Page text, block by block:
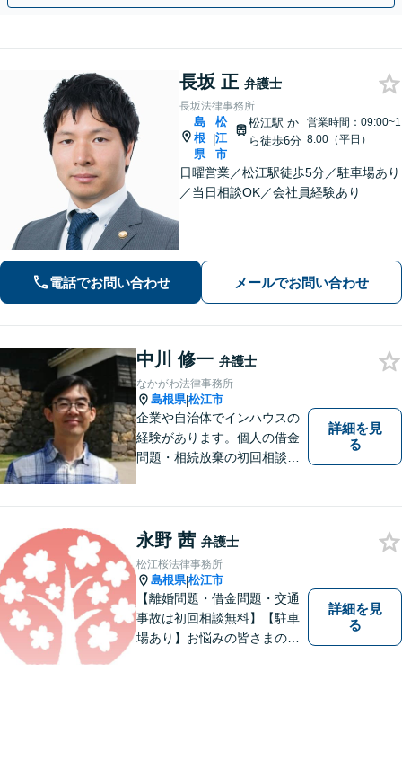
長坂 正 弁護士
長坂法律事務所
島
根
県
|
松
江
市
松江駅 か
ら徒歩6分
営業時間：09:00~1
8:00（平日）
日曜営業／松江駅徒歩5分／駐車場あり
／当日相談OK／会社員経験あり
電話でお問い合わせ メールでお問い合わせ
中川 修一 弁護士
なかがわ法律事務所
島根県|松江市
企業や自治体でインハウスの
経験があります。個人の借金
問題・相続放棄の初回相談
詳細を見
る
永野 茜 弁護士
松江桜法律事務所
島根県|松江市
【離婚問題・借金問題・交通
事故は初回相談無料】【駐車
場あり】お悩みの皆さまの気
詳細を見
る